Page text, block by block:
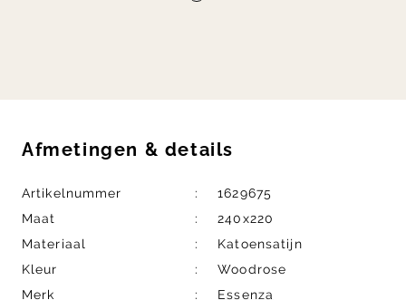
Afmetingen & details
Artikelnummer
1629675
Maat
240x220
Materiaal
Katoensatijn
Kleur
Woodrose
Merk
Essenza